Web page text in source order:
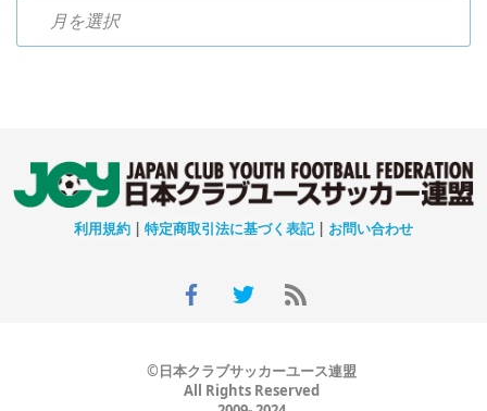
利用規約 | 特定商取引法に基づく表記| お問い合わせ
©日本クラブサッカーユース連盟
All Rights Reserved